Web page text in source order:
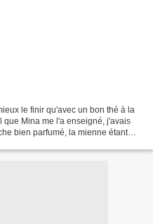
le finir qu'avec un bon thé à la
que Mina me l'a enseigné, j'avais
bien parfumé, la mienne étant